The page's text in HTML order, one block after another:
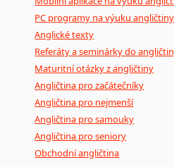
PC programy na výuku angličtiny
Anglické texty
Referáty a seminárky do
Maturitní otázky z angličtiny
Angličtina pro začátečníky
Angličtina pro nejmenší
Angličtina pro samouky
Angličtina pro seniory
Obchodní angličtina